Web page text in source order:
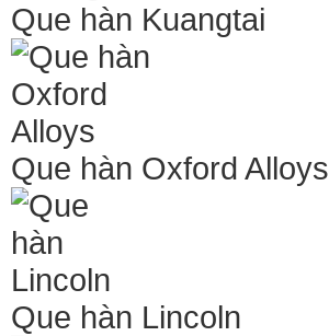
Que hàn Kuangtai
Que hàn Oxford Alloys
Que hàn Lincoln